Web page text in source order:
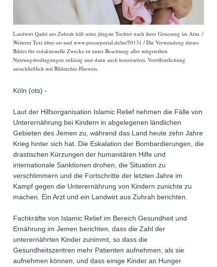
Landwirt Qadri aus Zuhrah hält seine jüngste Tochter nach ihrer Genesung im Arm. /
Weiterer Text über ots und www.presseportal.de/nr/50131 / Die Verwendung dieses
Bildes für redaktionelle Zwecke ist unter Beachtung aller mitgeteilten
Nutzungsbedingungen zulässig und dann auch honorarfrei. Veröffentlichung
ausschließlich mit Bildrechte-Hinweis.
Köln (ots) -
Laut der Hilfsorganisation Islamic Relief nehmen die Fälle von
Unterernährung bei Kindern in abgelegenen ländlichen
Gebieten des Jemen zu, während das Land heute zehn Jahre
Krieg hinter sich hat. Die Eskalation der Bombardierungen, die
drastischen Kürzungen der humanitären Hilfe und
internationale Sanktionen drohen, die Situation zu
verschlimmern und die Fortschritte der letzten Jahre im
Kampf gegen die Unterernährung von Kindern zunichte zu
machen. Ein Arzt und ein Landwirt aus Zuhrah berichten.
Fachkräfte von Islamic Relief im Bereich Gesundheit und
Ernährung im Jemen berichten, dass die Zahl der
unterernährten Kinder zunimmt, so dass die
Gesundheitszentren mehr Patienten aufnehmen, als sie
aufnehmen können, und dass einige Kinder an Hunger